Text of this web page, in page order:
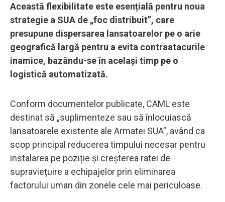
Această flexibilitate este esențială pentru noua
strategie a SUA de „foc distribuit”, care
presupune dispersarea lansatoarelor pe o arie
geografică largă pentru a evita contraatacurile
inamice, bazându-se în același timp pe o
logistică automatizată.
Conform documentelor publicate, CAML este
destinat să „suplimenteze sau să înlocuiască
lansatoarele existente ale Armatei SUA”, având ca
scop principal reducerea timpului necesar pentru
instalarea pe poziție și creșterea ratei de
supraviețuire a echipajelor prin eliminarea
factorului uman din zonele cele mai periculoase.